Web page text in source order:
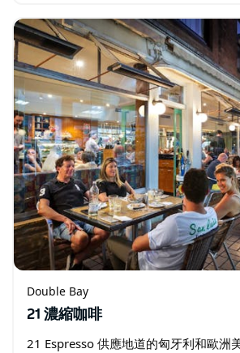
Double Bay
21 濃縮咖啡
21 Espresso 供應地道的匈牙利和歐洲